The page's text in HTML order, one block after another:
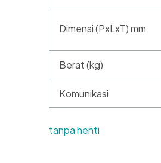
Dimensi (PxLxT) mm
Berat (kg)
Komunikasi
tanpa henti